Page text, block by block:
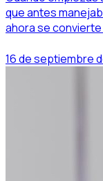
que antes
ahora se
16 de septiembre